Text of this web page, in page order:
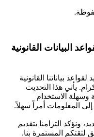
البيانات القانونية
بياناتنا القانونية
يأتي هذا التحديث
الاستخدام
المعلومات أمراً سهلاً.
ونؤكد التزامنا بتقديم
المستمرة بنا.